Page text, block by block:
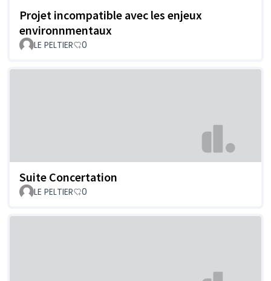
Projet incompatible avec les enjeux
environnmentaux
LE PELTIER 0
Suite Concertation
LE PELTIER 0